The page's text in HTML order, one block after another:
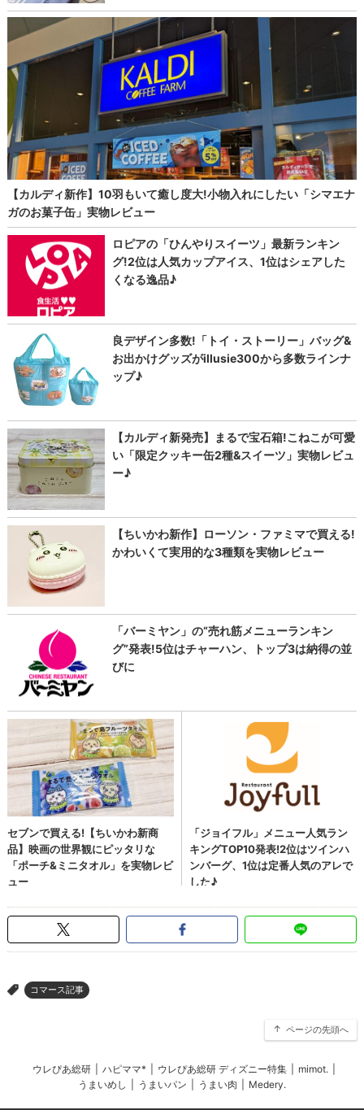
> コマース記事
ページの先頭へ
ウレぴあ総研 ハピママ* ウレぴあ総研 ディズニー特集 mimot.
うまいめし
うまいパン うまい肉 Medery.